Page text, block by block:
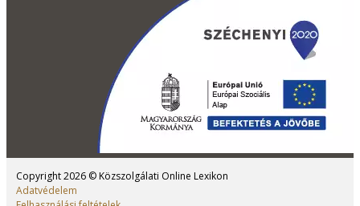
Copyright 2026 © Közszolgálati Online Lexikon
Adatvédelem